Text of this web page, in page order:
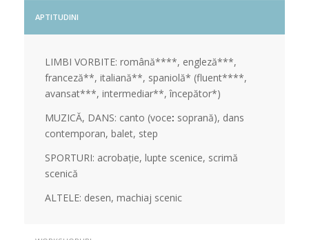
APTITUDINI
LIMBI VORBITE: română****, engleză***,
franceză**, italiană**, spaniolă* (fluent****,
avansat***, intermediar**, începător*)
MUZICĂ, DANS: canto (voce: soprană), dans
contemporan, balet, step
SPORTURI: acrobație, lupte scenice, scrimă
scenică
ALTELE: desen, machiaj scenic